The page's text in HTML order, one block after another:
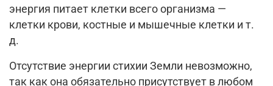
энергия питает клетки всего организма —
клетки крови, костные и мышечные клетки и т.
д.
Отсутствие энергии стихии Земли невозможно,
так как она обязательно присутствует в любом